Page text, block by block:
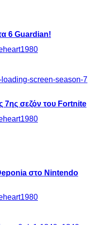
6 Guardian!
σεζόν του Fortnite
στο Nintendo